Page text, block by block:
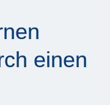
einen